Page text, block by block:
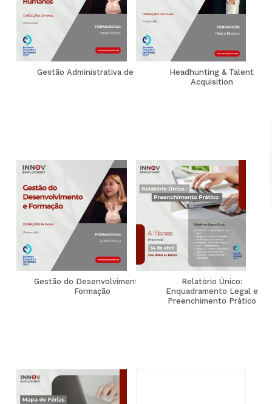
Gestão Administrativa de RH
Headhunting & Talent
Acquisition
Gestão do Desenvolvimento e
Formação
Relatório Único:
Enquadramento Legal e
Preenchimento Prático